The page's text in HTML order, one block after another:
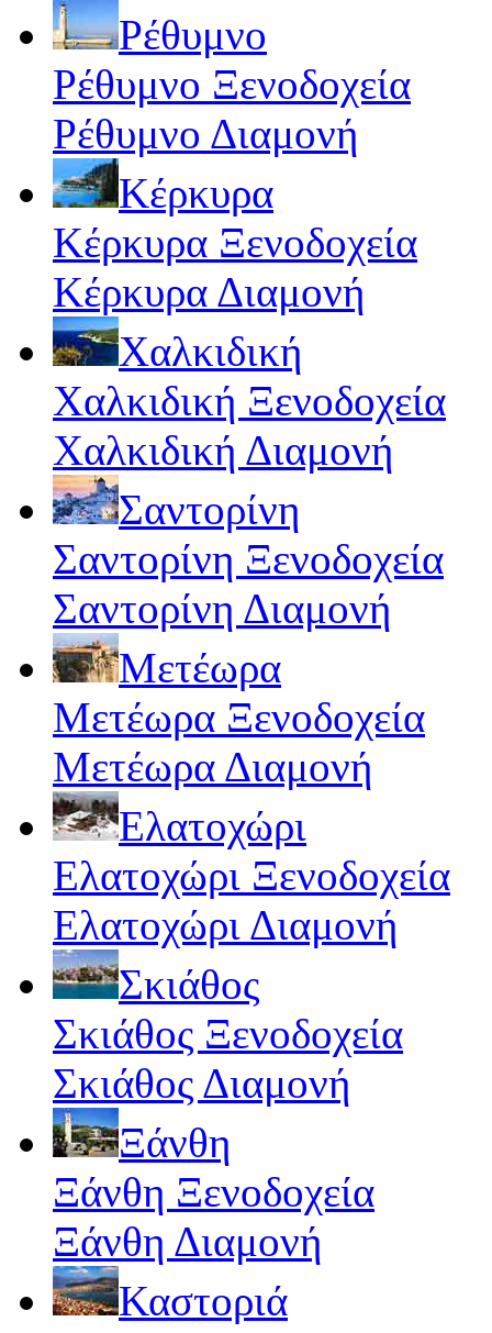
Ρέθυμνο
Ρέθυμνο Ξενοδοχεία
Ρέθυμνο Διαμονή
Κέρκυρα
Κέρκυρα Ξενοδοχεία
Κέρκυρα Διαμονή
Χαλκιδική
Χαλκιδική Ξενοδοχεία
Χαλκιδική Διαμονή
Σαντορίνη
Σαντορίνη Ξενοδοχεία
Σαντορίνη Διαμονή
Μετέωρα
Μετέωρα Ξενοδοχεία
Μετέωρα Διαμονή
Ελατοχώρι
Ελατοχώρι Ξενοδοχεία
Ελατοχώρι Διαμονή
Σκιάθος
Σκιάθος Ξενοδοχεία
Σκιάθος Διαμονή
Ξάνθη
Ξάνθη Ξενοδοχεία
Ξάνθη Διαμονή
Καστοριά